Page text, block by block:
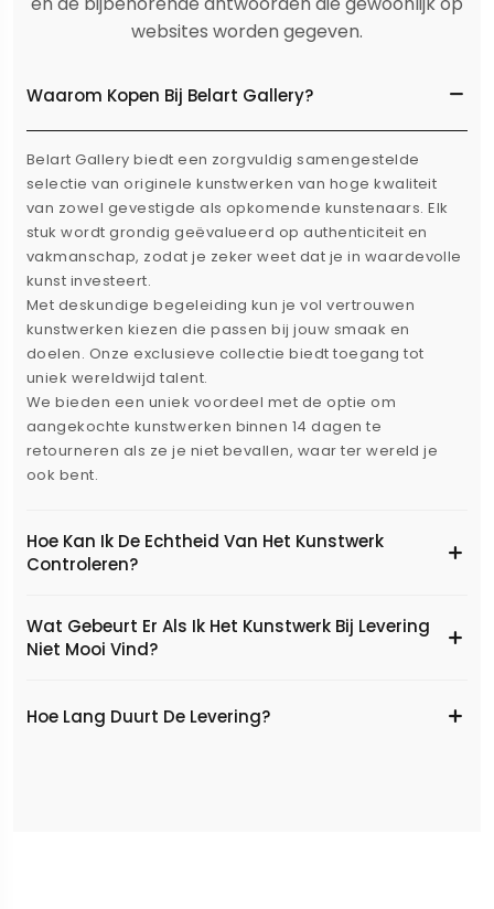
websites worden gegeven.
Waarom Kopen Bij Belart Gallery?
Belart Gallery biedt een zorgvuldig samengestelde
selectie van originele kunstwerken van hoge kwaliteit
van zowel gevestigde als opkomende kunstenaars. Elk
stuk wordt grondig geëvalueerd op authenticiteit en
vakmanschap, zodat je zeker weet dat je in waardevolle
kunst investeert.
Met deskundige begeleiding kun je vol vertrouwen
kunstwerken kiezen die passen bij jouw smaak en
doelen. Onze exclusieve collectie biedt toegang tot
uniek wereldwijd talent.
We bieden een uniek voordeel met de optie om
aangekochte kunstwerken binnen 14 dagen te
retourneren als ze je niet bevallen, waar ter wereld je
ook bent.
Hoe Kan Ik De Echtheid Van Het Kunstwerk
Controleren?
Wat Gebeurt Er Als Ik Het Kunstwerk Bij Levering
Niet Mooi Vind?
Hoe Lang Duurt De Levering?